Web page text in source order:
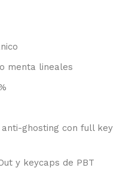
menta lineales
anti-ghosting con full key
y keycaps de PBT